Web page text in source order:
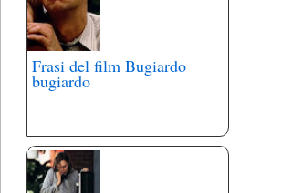
Frasi del film Bugiardo
bugiardo